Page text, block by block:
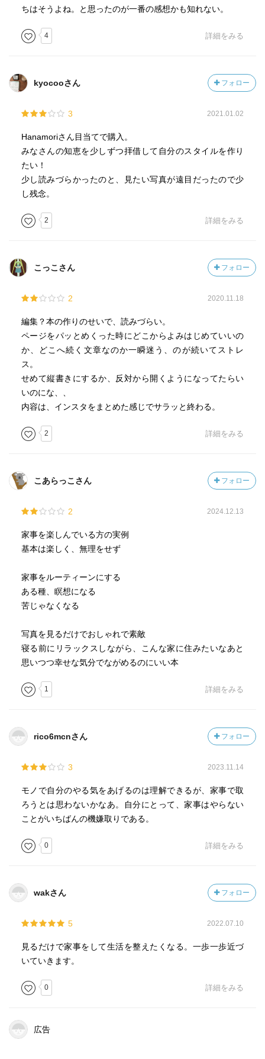
ちはそうよね。と思ったのが一番の感想かも知れない。
4 詳細をみる
kyocooさん フォロー
3 2021.01.02
Hanamoriさん目当てで購入。
みなさんの知恵を少しずつ拝借して自分のスタイルを作り
たい！
少し読みづらかったのと、見たい写真が遠目だったので少
し残念。
2 詳細をみる
こっこさん フォロー
2 2020.11.18
編集？本の作りのせいで、読みづらい。
ページをパッとめくった時にどこからよみはじめていいの
か、どこへ続く文章なのか一瞬迷う、のが続いてストレ
ス。
せめて縦書きにするか、反対から開くようになってたらい
いのにな、、
内容は、インスタをまとめた感じでサラッと終わる。
2 詳細をみる
こあらっこさん フォロー
2 2024.12.13
家事を楽しんでいる方の実例
基本は楽しく、無理をせず
家事をルーティーンにする
ある種、瞑想になる
苦じゃなくなる
写真を見るだけでおしゃれで素敵
寝る前にリラックスしながら、こんな家に住みたいなあと
思いつつ幸せな気分でながめるのにいい本
1 詳細をみる
rico6mcnさん フォロー
3 2023.11.14
モノで自分のやる気をあげるのは理解できるが、家事で取
ろうとは思わないかなあ。自分にとって、家事はやらない
ことがいちばんの機嫌取りである。
0 詳細をみる
wakさん フォロー
5 2022.07.10
見るだけで家事をして生活を整えたくなる。一歩一歩近づ
いていきます。
0 詳細をみる
広告